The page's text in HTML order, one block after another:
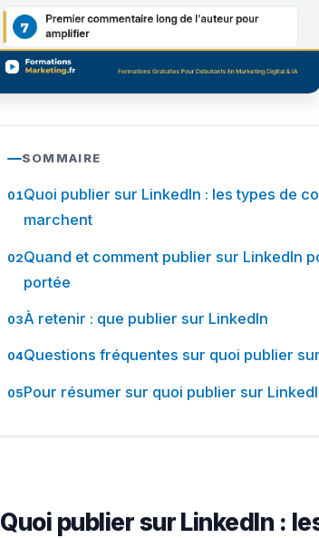
SOMMAIRE
Quoi publier sur LinkedIn : les types de
marchent
Quand et comment publier sur LinkedIn
portée
À retenir : que publier sur LinkedIn
Questions fréquentes sur quoi publier
Pour résumer sur quoi publier sur
Quoi publier sur LinkedIn :